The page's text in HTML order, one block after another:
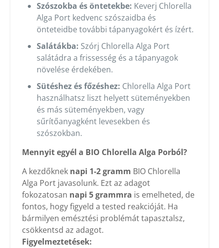
Szószokba és öntetekbe: Keverj Chlorella
Alga Port kedvenc szószaidba és
önteteidbe további tápanyagokért és ízért.
Salátákba: Szórj Chlorella Alga Port
salátádra a frissesség és a tápanyagok
növelése érdekében.
Sütéshez és főzéshez: Chlorella Alga Port
használhatsz liszt helyett süteményekben
és más süteményekben, vagy
sűrítőanyagként levesekben és
szószokban.
Mennyit egyél a BIO Chlorella Alga Porból?
A kezdőknek napi 1-2 gramm BIO Chlorella
Alga Port javasolunk. Ezt az adagot
fokozatosan napi 5 grammra is emelheted, de
fontos, hogy figyeld a tested reakcióját. Ha
bármilyen emésztési problémát tapasztalsz,
csökkentsd az adagot.
Figyelmeztetések: